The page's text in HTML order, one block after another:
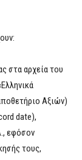
στα αρχεία του
Αξιών)
date),
εφόσον
τους,